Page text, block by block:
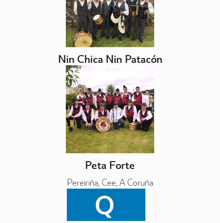
Nin Chica Nin Patacón
Peta Forte
Pereiriña, Cee, A Coruña
Q